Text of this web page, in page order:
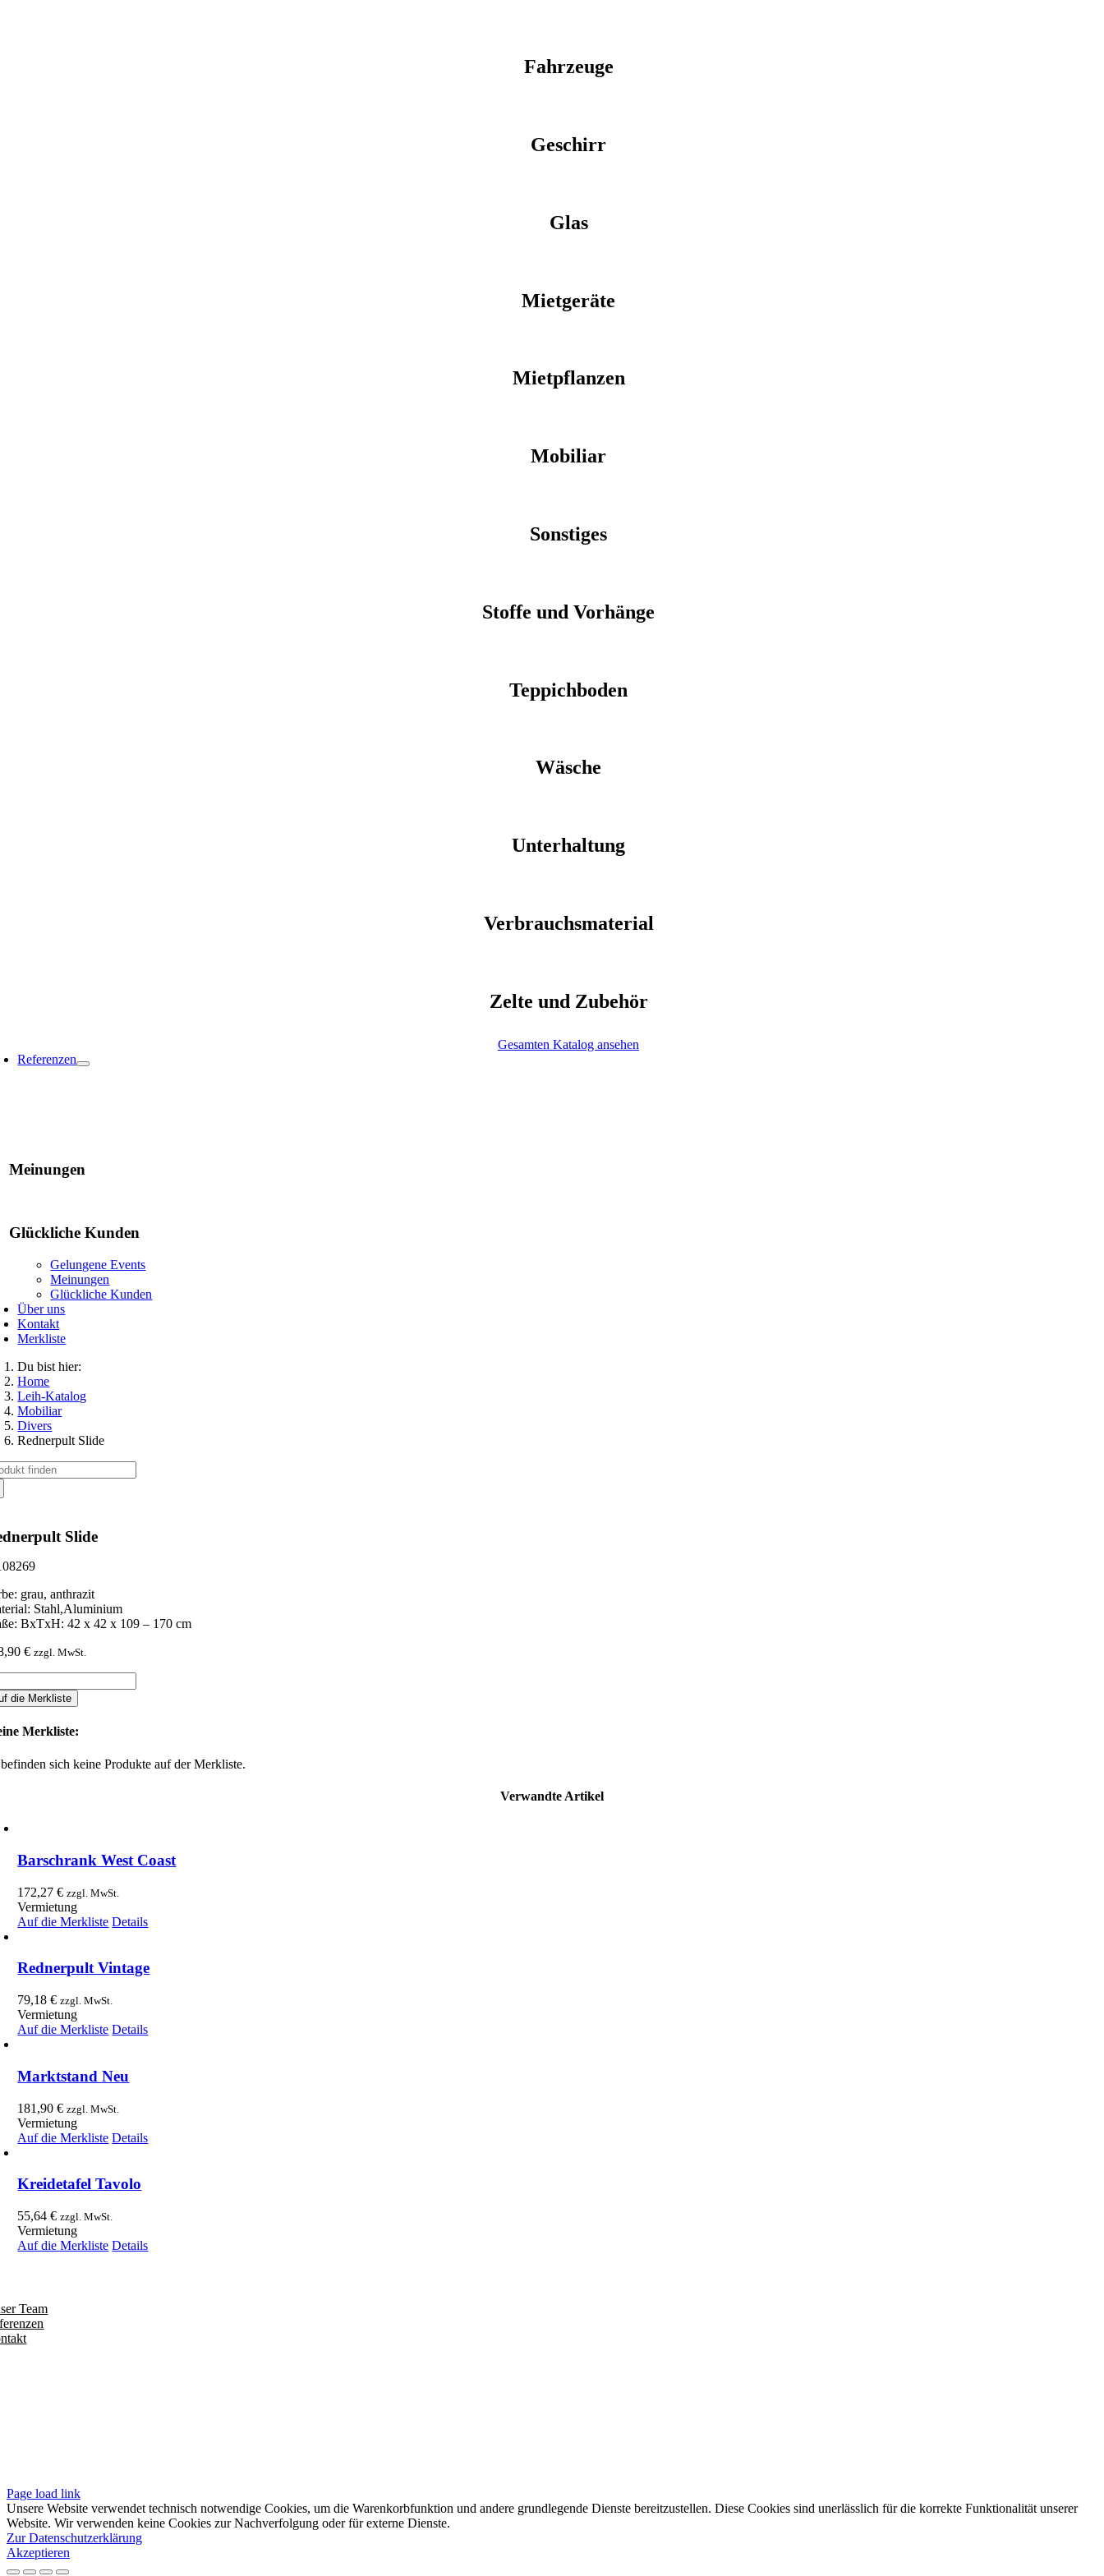
Fahrzeuge
Geschirr
Glas
Mietgeräte
Mietpflanzen
Mobiliar
Sonstiges
Stoffe und Vorhänge
Teppichboden
Wäsche
Unterhaltung
Verbrauchsmaterial
Zelte und Zubehör
Gesamten Katalog ansehen
Referenzen
Meinungen
Glückliche Kunden
Gelungene Events
Meinungen
Glückliche Kunden
Über uns
Kontakt
Merkliste
Du bist hier:
Home
Leih-Katalog
Mobiliar
Divers
Rednerpult Slide
Slide
grau, anthrazit
Stahl,Aluminium
BxTxH: 42 x 42 x 109 – 170 cm
€ zzgl. MwSt.
die Merkliste
Merkliste:
sich keine Produkte auf der Merkliste.
Verwandte Artikel
Barschrank West Coast
172,27€ zzgl. MwSt.
Vermietung
Auf die Merkliste Details
Rednerpult Vintage
79,18€ zzgl. MwSt.
Vermietung
Auf die Merkliste Details
Marktstand Neu
181,90€ zzgl. MwSt.
Vermietung
Auf die Merkliste Details
Kreidetafel Tavolo
55,64€ zzgl. MwSt.
Vermietung
Auf die Merkliste Details
Team
Page load link
Unsere Website verwendet technisch notwendige Cookies, um die Warenkorbfunktion und andere grundlegende Dienste bereitzustellen. Diese Cookies sind unerlässlich für die korrekte Funktionalität unserer
Website. Wir verwenden keine Cookies zur Nachverfolgung oder für externe Dienste.
Zur Datenschutzerklärung
Akzeptieren